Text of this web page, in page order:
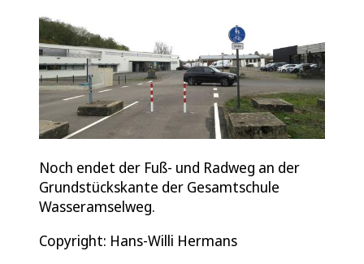
Noch endet der Fuß- und Radweg an der
Grundstückskante der Gesamtschule
Wasseramselweg.
Copyright: Hans-Willi Hermans